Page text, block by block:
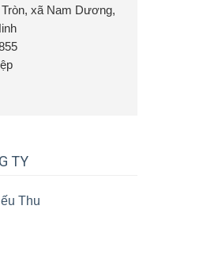
xã Nam Dương,
TY
Thu